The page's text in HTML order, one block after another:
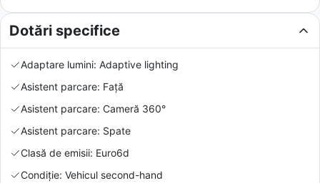
Dotări specifice
Adaptare lumini: Adaptive lighting
Asistent parcare: Față
Asistent parcare: Cameră 360°
Asistent parcare: Spate
Clasă de emisii: Euro6d
Condiție: Vehicul second-hand